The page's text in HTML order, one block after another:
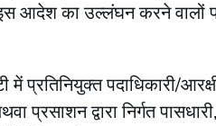
आदेश का उल्लंघन करने वालों
प्रतिनियुक्त पदाधिकारी/
प्रसाशन द्वारा निर्गत